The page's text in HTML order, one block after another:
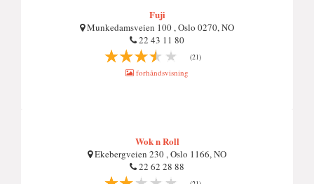
Fuji
Munkedamsveien 100 , Oslo 0270, NO
22 43 11 80
(21)
forhåndsvisning
Wok n Roll
Ekebergveien 230 , Oslo 1166, NO
22 62 28 88